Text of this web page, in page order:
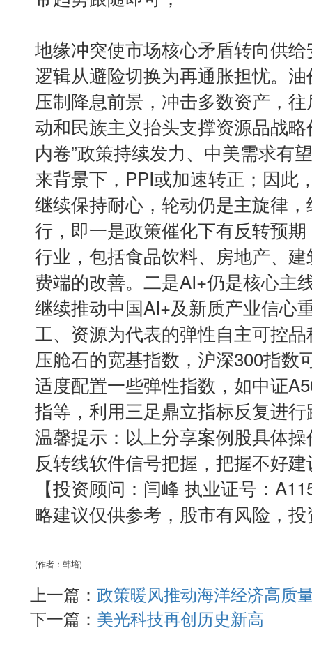
地缘冲突使市场核心矛盾转向供
逻辑从避险切换为再通胀担忧。
压制降息前景，冲击多数资产，
动和民族主义抬头支撑资源品战
内卷”政策持续发力、中美需求有
来背景下，PPI或加速转正；因此
继续保持耐心，轮动仍是主旋律
行，即一是政策催化下有反转预
行业，包括食品饮料、房地产、
费端的改善。二是AI+仍是核心主
继续推动中国AI+及新质产业信心
工、资源为代表的弹性自主可控
压舱石的宽基指数，沪深300指数
适度配置一些弹性指数，如中证
指等，利用三足鼎立指标反复进
温馨提示：以上分享案例股具体
反转线软件信号把握，把握不好
【投资顾问：闫峰 执业证号：
略建议仅供参考，股市有风险，
(作者：韩培)
上一篇： 政策暖风推动海洋经济高质
下一篇： 美光科技再创历史新高